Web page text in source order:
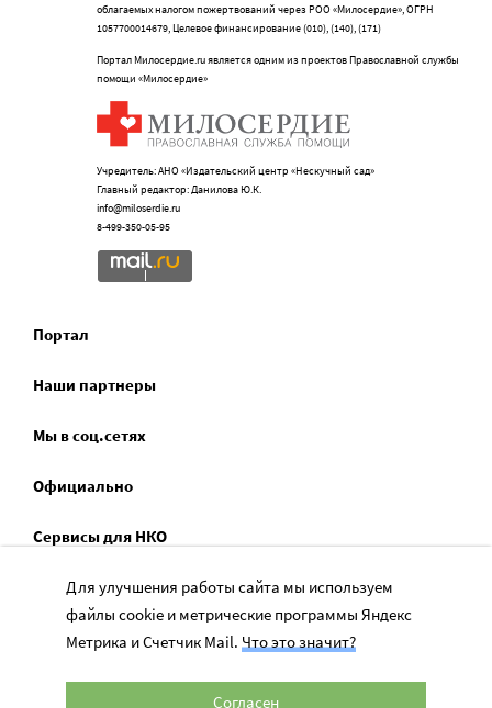
облагаемых налогом пожертвований через РОО «Милосердие», ОГРН
1057700014679, Целевое финансирование (010), (140), (171)
Портал Милосердие.ru является одним из проектов Православной службы
помощи «Милосердие»
Учредитель: АНО «Издательский центр «Нескучный сад»
Главный редактор: Данилова Ю.К.
info@miloserdie.ru
8-499-350-05-95
Портал
Наши партнеры
Мы в соц.сетях
Официально
Сервисы для НКО
Спецпроекты
Социальное служение
Для улучшения работы сайта мы используем
файлы cookie и метрические программы Яндекс
Метрика и Счетчик Mail. Что это значит?
Согласен